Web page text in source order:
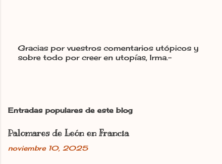
P
a
u
c
Gracias por vuestros comentarios utópicos y
sobre todo por creer en utopías, Irma.-
Entradas populares de este blog
Palomares de León en Francia
noviembre 10, 2025